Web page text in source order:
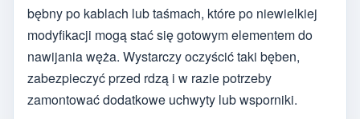
bębny po kablach lub taśmach, które po niewielkiej
modyfikacji mogą stać się gotowym elementem do
nawijania węża. Wystarczy oczyścić taki bęben,
zabezpieczyć przed rdzą i w razie potrzeby
zamontować dodatkowe uchwyty lub wsporniki.